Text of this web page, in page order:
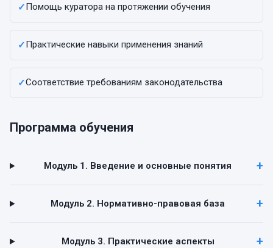
✓Помощь куратора на протяжении обучения
✓Практические навыки применения знаний
✓Соответствие требованиям законодательства
Программа обучения
Модуль 1. Введение и основные понятия
Модуль 2. Нормативно-правовая база
Модуль 3. Практические аспекты